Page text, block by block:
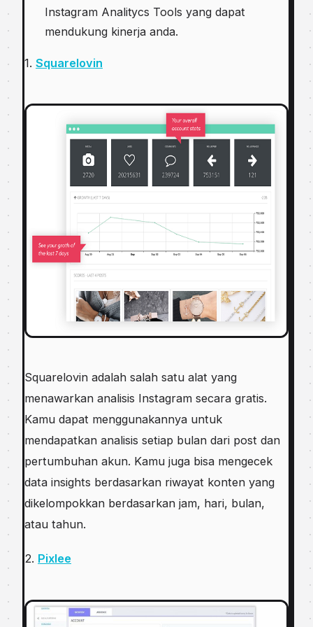
Instagram Analitycs Tools yang dapat
mendukung kinerja anda.
1. Squarelovin
Squarelovin adalah salah satu alat yang
menawarkan analisis Instagram secara gratis.
Kamu dapat menggunakannya untuk
mendapatkan analisis setiap bulan dari post dan
pertumbuhan akun. Kamu juga bisa mengecek
data insights berdasarkan riwayat konten yang
dikelompokkan berdasarkan jam, hari, bulan,
atau tahun.
2. Pixlee